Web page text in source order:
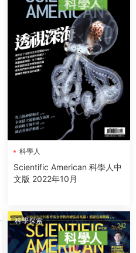
科學人
Scientific American 科學人中
文版 2022年10月
科學探索